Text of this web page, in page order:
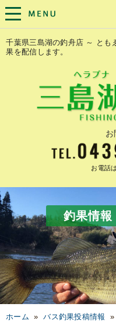
千葉県三島湖の釣舟店 ～ とも
果を配信します。
お
お電話
釣果情報
ホーム »バス釣果投稿情報 »